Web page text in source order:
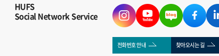
HUFS
Social Network Service
전화번호 안내 찾아오시는 길